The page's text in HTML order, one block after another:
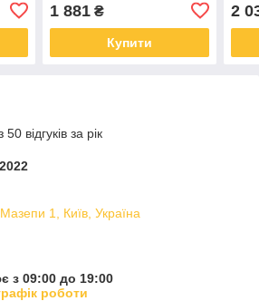
1 881₴
Купити
2
відгуків за рік
1, Київ, Україна
з 09:00 до 19:00
роботи